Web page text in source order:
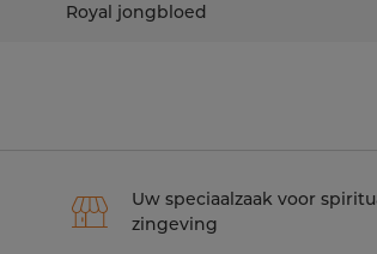
Royal jongbloed
Uw speciaalzaak voor
zingeving